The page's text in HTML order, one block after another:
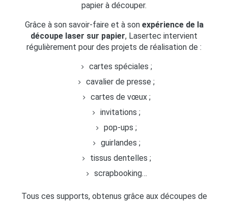
papier à découper.
Grâce à son savoir-faire et à son expérience de la
découpe laser sur papier, Lasertec intervient
régulièrement pour des projets de réalisation de :
cartes spéciales ;
cavalier de presse ;
cartes de vœux ;
invitations ;
pop-ups ;
guirlandes ;
tissus dentelles ;
scrapbooking…
Tous ces supports, obtenus grâce aux découpes de